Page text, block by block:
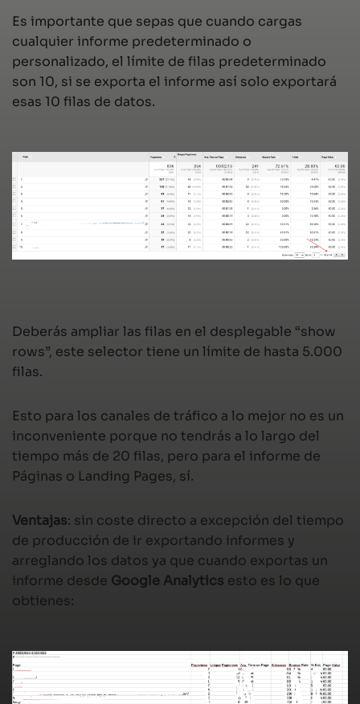
Es importante que sepas que cuando cargas
cualquier informe predeterminado o
personalizado, el límite de filas predeterminado
son 10, si se exporta el informe así solo exportará
esas 10 filas de datos.
Deberás ampliar las filas en el desplegable “show
rows”, este selector tiene un límite de hasta 5.000
filas.
Esto para los canales de tráfico a lo mejor no es un
inconveniente porque no tendrás a lo largo del
tiempo más de 20 filas, pero para el informe de
Páginas o Landing Pages, sí.
Ventajas: sin coste directo a excepción del tiempo
de producción de ir exportando informes y
arreglando los datos ya que cuando exportas un
informe desde Google Analytics esto es lo que
obtienes: